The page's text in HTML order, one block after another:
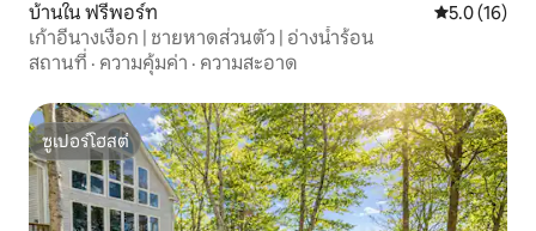
บ้านใน ฟรีพอร์ท คะแนนเฉลี่ย
5.0 (16)
เก้าอี้นางเงือก | ชายหาดส่วนตัว | อ่างน้ำร้อน
สถานที่ · ความคุ้มค่า · ความสะอาด
ซูเปอร์โฮสต์
ซูเปอร์โฮสต์